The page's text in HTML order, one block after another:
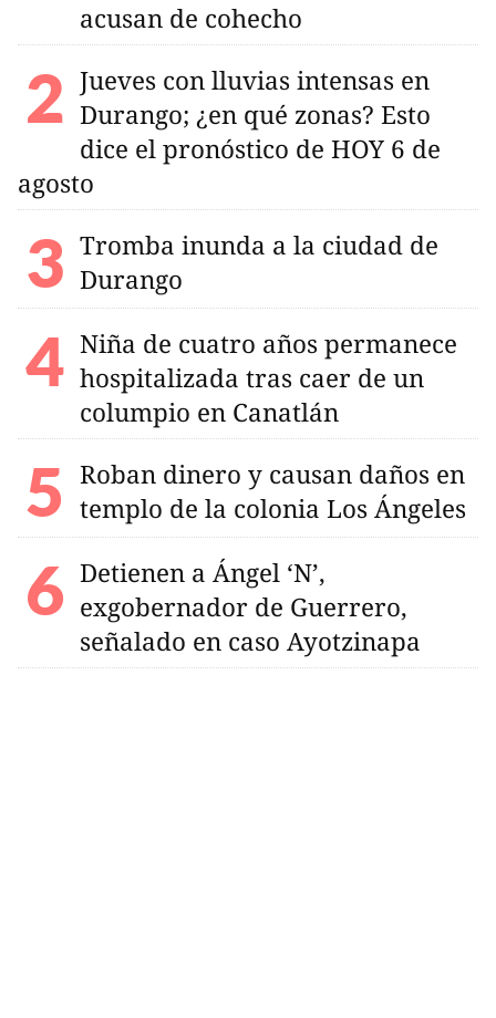
acusan de cohecho
Jueves con lluvias intensas en
Durango; ¿en qué zonas? Esto
dice el pronóstico de HOY 6 de
agosto
Tromba inunda a la ciudad de
Durango
Niña de cuatro años permanece
hospitalizada tras caer de un
columpio en Canatlán
Roban dinero y causan daños en
templo de la colonia Los Ángeles
Detienen a Ángel ‘N’,
exgobernador de Guerrero,
señalado en caso Ayotzinapa